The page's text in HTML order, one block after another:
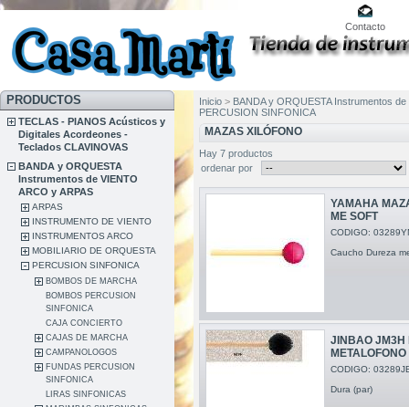
Contacto
PRODUCTOS
TECLAS - PIANOS Acústicos y
Digitales Acordeones -
Teclados CLAVINOVAS
BANDA y ORQUESTA
Instrumentos de VIENTO
ARCO y ARPAS
ARPAS
INSTRUMENTO DE VIENTO
INSTRUMENTOS ARCO
MOBILIARIO DE ORQUESTA
PERCUSION SINFONICA
BOMBOS DE MARCHA
BOMBOS PERCUSION
SINFONICA
CAJA CONCIERTO
CAJAS DE MARCHA
CAMPANOLOGOS
FUNDAS PERCUSION
SINFONICA
LIRAS SINFONICAS
Inicio > BANDA y ORQUESTA Instrumentos
PERCUSION SINFONICA
MAZAS XILÓFONO
Hay 7 productos
ordenar por
YAMAHA
ME SOFT
CODIGO:
Caucho Dureza
JINBAO JM3H
METALOFONO
CODIGO:
Dura (par)